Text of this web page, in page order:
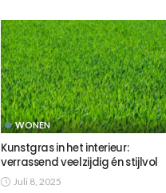
WONEN
Kunstgras in het interieur:
verrassend veelzijdig én stijlvol
Juli 8, 2025